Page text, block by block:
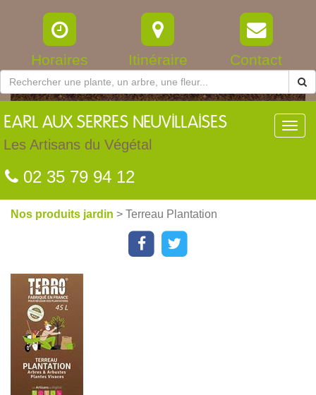
Horaires Itinéraire Contact
EARL AUX SERRES NEUVILLAISES
Les Artisans du Végétal
02 35 79 94 12
Nos produits jardin > Terreau Plantation